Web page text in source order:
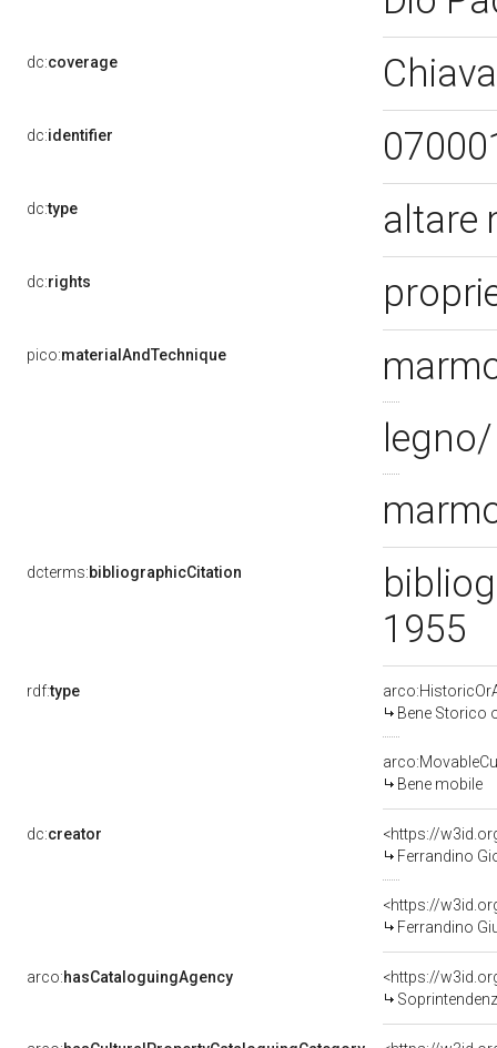
dc:coverage
dc:identifier
dc:type altare
dc:rights
pico:materialAndTechnique
dcterms:bibliographicCitation
1955
rdf:type
Bene Storico
Bene mobile
dc:creator
<https://
Ferrandino
<https://
Ferrandino
arco:hasCataloguingAgency
<https://